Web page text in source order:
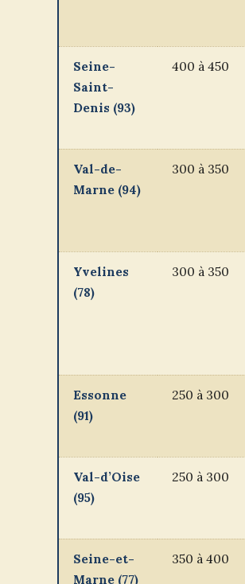
Seine-
Saint-
Denis (93)
400 à 450
Val-de-
Marne (94)
300 à 350
Yvelines
(78)
300 à 350
Essonne
(91)
250 à 300
Val-d’Oise
(95)
250 à 300
Seine-et-
Marne (77)
350 à 400